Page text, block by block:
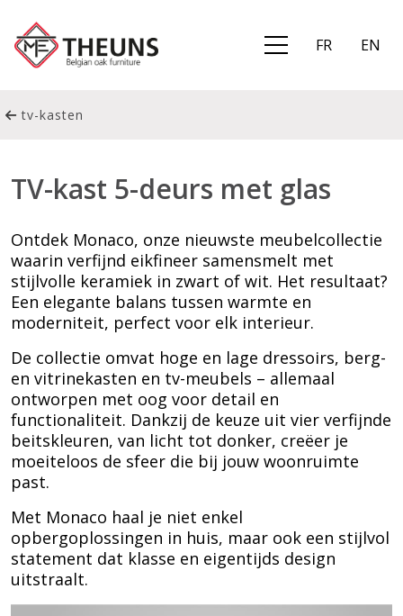
FR EN
tv-kasten
TV-kast 5-deurs met glas
Ontdek Monaco, onze nieuwste meubelcollectie
waarin verfijnd eikfineer samensmelt met
stijlvolle keramiek in zwart of wit. Het resultaat?
Een elegante balans tussen warmte en
moderniteit, perfect voor elk interieur.
De collectie omvat hoge en lage dressoirs, berg-
en vitrinekasten en tv-meubels – allemaal
ontworpen met oog voor detail en
functionaliteit. Dankzij de keuze uit vier verfijnde
beitskleuren, van licht tot donker, creëer je
moeiteloos de sfeer die bij jouw woonruimte
past.
Met Monaco haal je niet enkel
opbergoplossingen in huis, maar ook een stijlvol
statement dat klasse en eigentijds design
uitstraalt.